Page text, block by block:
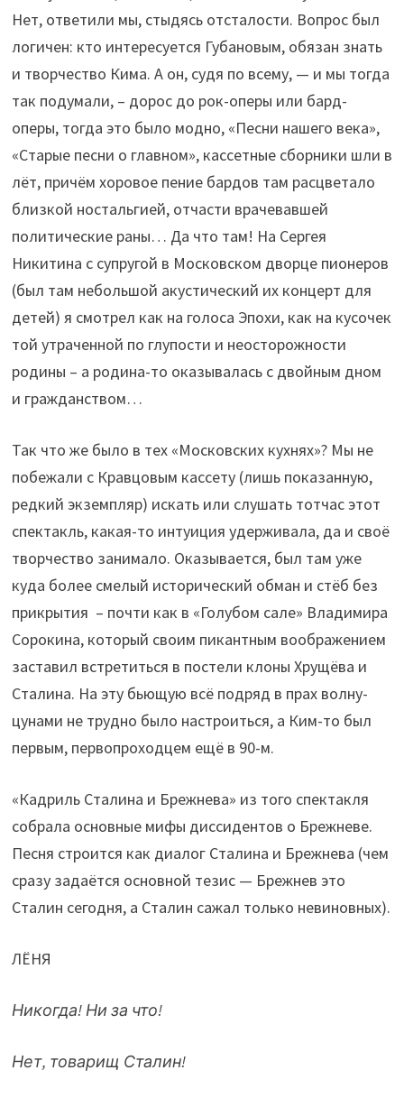
Нет, ответили мы, стыдясь отсталости. Вопрос был
логичен: кто интересуется Губановым, обязан знать
и творчество Кима. А он, судя по всему, — и мы тогда
так подумали, – дорос до рок-оперы или бард-
оперы, тогда это было модно, «Песни нашего века»,
«Старые песни о главном», кассетные сборники шли в
лёт, причём хоровое пение бардов там расцветало
близкой ностальгией, отчасти врачевавшей
политические раны… Да что там! На Сергея
Никитина с супругой в Московском дворце пионеров
(был там небольшой акустический их концерт для
детей) я смотрел как на голоса Эпохи, как на кусочек
той утраченной по глупости и неосторожности
родины – а родина-то оказывалась с двойным дном
и гражданством…
Так что же было в тех «Московских кухнях»? Мы не
побежали с Кравцовым кассету (лишь показанную,
редкий экземпляр) искать или слушать тотчас этот
спектакль, какая-то интуиция удерживала, да и своё
творчество занимало. Оказывается, был там уже
куда более смелый исторический обман и стёб без
прикрытия – почти как в «Голубом сале» Владимира
Сорокина, который своим пикантным воображением
заставил встретиться в постели клоны Хрущёва и
Сталина. На эту бьющую всё подряд в прах волну-
цунами не трудно было настроиться, а Ким-то был
первым, первопроходцем ещё в 90-м.
«Кадриль Сталина и Брежнева» из того спектакля
собрала основные мифы диссидентов о Брежневе.
Песня строится как диалог Сталина и Брежнева (чем
сразу задаётся основной тезис — Брежнев это
Сталин сегодня, а Сталин сажал только невиновных).
ЛЁНЯ
Никогда! Ни за что!
Нет, товарищ Сталин!